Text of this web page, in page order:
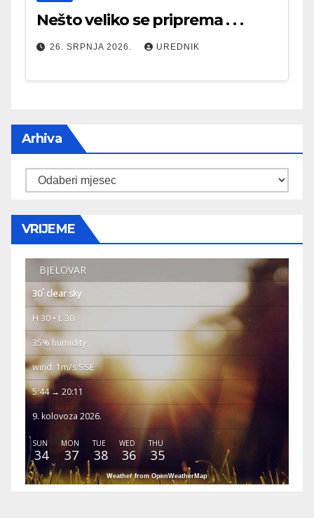
Nešto veliko se priprema . . .
26. SRPNJA 2026. UREDNIK
Arhiva
Arhiva
VRIJEME
BJELOVAR
30° clear sky
H 30 • L 30
35% humidity
wind: 1m/s SSE
5:44 → 20:11
9. kolovoza 2026.
SUN
34
MON
37
TUE
38
WED
36
THU
35
Weather from OpenWeatherMap